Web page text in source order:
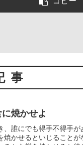
事
焼かせよ
誰にでも得手不得手
焼かせるといじること